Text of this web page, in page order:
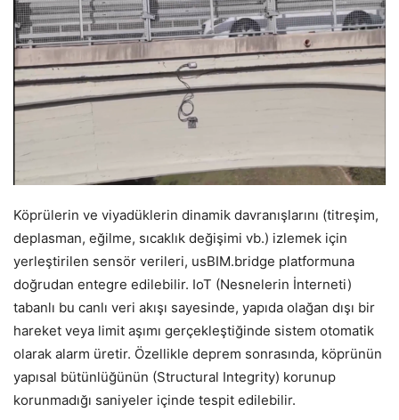
Köprülerin ve viyadüklerin dinamik davranışlarını (titreşim,
deplasman, eğilme, sıcaklık değişimi vb.) izlemek için
yerleştirilen sensör verileri, usBIM.bridge platformuna
doğrudan entegre edilebilir. IoT (Nesnelerin İnterneti)
tabanlı bu canlı veri akışı sayesinde, yapıda olağan dışı bir
hareket veya limit aşımı gerçekleştiğinde sistem otomatik
olarak alarm üretir. Özellikle deprem sonrasında, köprünün
yapısal bütünlüğünün (Structural Integrity) korunup
korunmadığı saniyeler içinde tespit edilebilir.